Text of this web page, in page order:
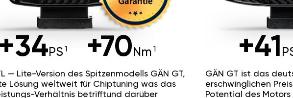
+41
GÄN GT ist das
erschwinglichen
Potential des
+34 PS +70 Nm
— Lite-Version des Spitzenmodells GÄN GT,
Lösung weltweit für Chiptuning was das
Verhältnis betrifftund darüber